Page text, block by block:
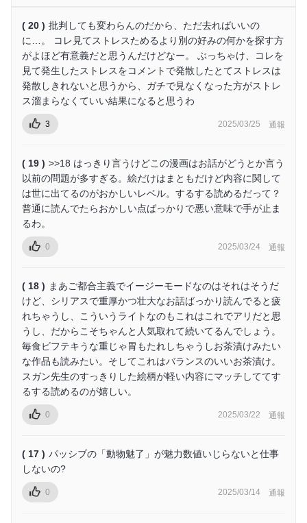
( 20 ) 批判しても変わらんのだから、ただ去ればいいの
に…。 コレ見てストレスためるより別の好みの何かを探す方
がよほど有意義だと思うんだけどなー。 ぶっちゃけ、コレを
見て発生したストレスをコメントで発散したとてストレスは
発散しきれないと思うから、ガチで見なくなった方がストレ
ス溜まらなくていい結果になると思うわ
3 2025/03/25 通報
( 19 ) >>18 はっきり言うけどこの漫画はお話がどうとか言う
以前の問題が多すぎる。絵だけはまともだけど内容に関して
は世に出てるのがおかしいレベル。するする読めるだって？
普通に読んでたらおかしい点ばっかりで悪い意味で手が止ま
るわ。
0 2025/03/24 通報
( 18 ) まあご都合主義でイージーモードなのはそれはそうだ
けど、シリアスで重厚かつ壮大なお話ばっかり読んでると疲
れちゃうし、こういうライトなのもこれはこれでアリだと思
うし、だからこそちゃんと人気取れて続いてるんでしょう。
毎食ビフテキうな重じゃ胃もたれしちゃうしお茶漬けみたい
な作品も読みたい。そしてこれはバランスのいいお茶漬け。
スガン先生のすっきりした絵柄が軽い内容にマッチしててす
るする読めるのが嬉しい。
0 2025/03/22 通報
( 17 ) パッシブの「動物魅了」が魅力数値いじらないと仕事
しないの?
0 2025/03/14 通報